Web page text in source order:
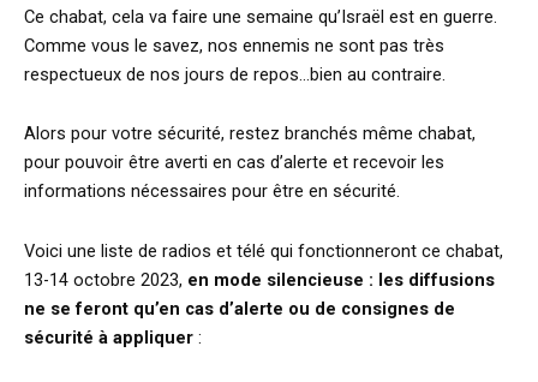
Ce chabat, cela va faire une semaine qu’Israël est en guerre.
Comme vous le savez, nos ennemis ne sont pas très
respectueux de nos jours de repos…bien au contraire.
Alors pour votre sécurité, restez branchés même chabat,
pour pouvoir être averti en cas d’alerte et recevoir les
informations nécessaires pour être en sécurité.
Voici une liste de radios et télé qui fonctionneront ce chabat,
13-14 octobre 2023, en mode silencieuse : les diffusions
ne se feront qu’en cas d’alerte ou de consignes de
sécurité à appliquer :